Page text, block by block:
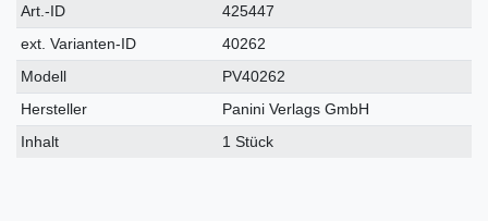
Technisches
Merkmal
Wert
Art.-ID
425447
ext. Varianten-ID
40262
Modell
PV40262
Hersteller
Panini Verlags GmbH
Inhalt
1 Stück